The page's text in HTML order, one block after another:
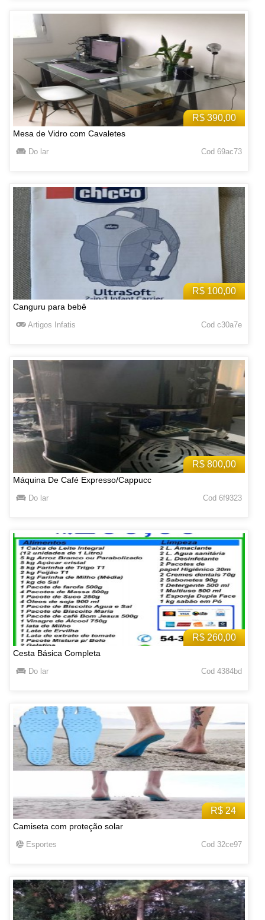
R$ 390,00
Mesa de Vidro com Cavaletes
Do lar Cod 69ac73
R$ 100,00
Canguru para bebê
Artigos Infatis Cod c30a7e
R$ 800,00
Máquina De Café Expresso/Cappucc
Do lar Cod 6f9323
R$ 260,00
Cesta Básica Completa
Do lar Cod 4384bd
R$ 24
Camiseta com proteção solar
Esportes Cod 32ce97